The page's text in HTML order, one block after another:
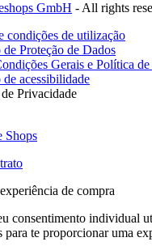
GmbH - All rights
condições de utilização
de Proteção de Dados
Gerais e Política
acessibilidade
Privacidade
Shops
de compra
consentimento individual
para te proporcionar uma